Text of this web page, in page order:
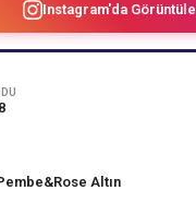
Instagram'da Görüntüle
Altın